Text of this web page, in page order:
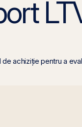
achiziție pentru a